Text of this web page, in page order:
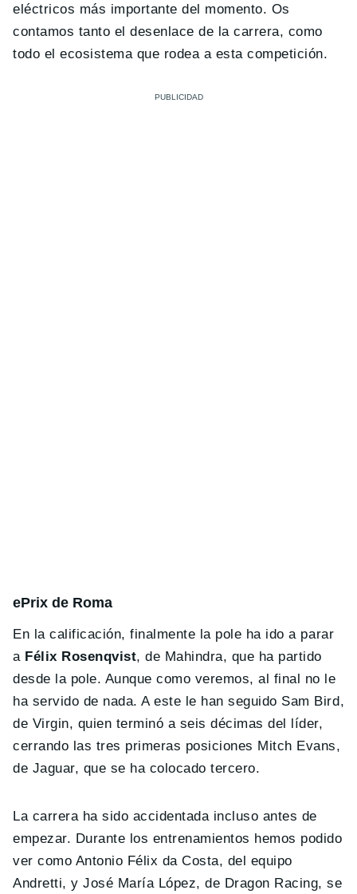
eléctricos más importante del momento. Os
contamos tanto el desenlace de la carrera, como
todo el ecosistema que rodea a esta competición.
ePrix de Roma
En la calificación, finalmente la pole ha ido a parar
a Félix Rosenqvist, de Mahindra, que ha partido
desde la pole. Aunque como veremos, al final no le
ha servido de nada. A este le han seguido Sam Bird,
de Virgin, quien terminó a seis décimas del líder,
cerrando las tres primeras posiciones Mitch Evans,
de Jaguar, que se ha colocado tercero.
La carrera ha sido accidentada incluso antes de
empezar. Durante los entrenamientos hemos podido
ver como Antonio Félix da Costa, del equipo
Andretti, y José María López, de Dragon Racing, se